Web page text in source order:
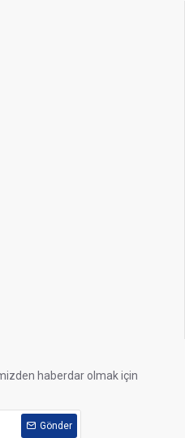
haberdar olmak için
Gönder